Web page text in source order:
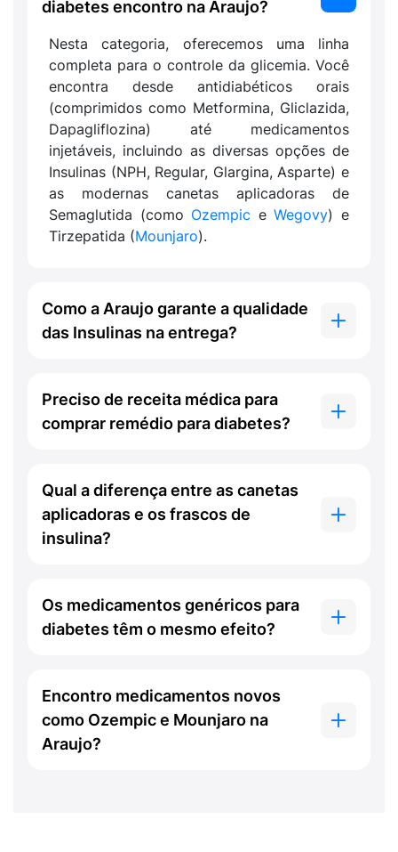
diabetes encontro na Araujo?
Nesta categoria, oferecemos uma linha
completa para o controle da glicemia. Você
encontra desde antidiabéticos orais
(comprimidos como Metformina, Gliclazida,
Dapagliflozina) até medicamentos
injetáveis, incluindo as diversas opções de
Insulinas (NPH, Regular, Glargina, Asparte) e
as modernas canetas aplicadoras de
Semaglutida (como Ozempic eWegovy) e
Tirzepatida (Mounjaro).
Como a Araujo garante a qualidade
das Insulinas na entrega?
Preciso de receita médica para
comprar remédio para diabetes?
Qual a diferença entre as canetas
aplicadoras e os frascos de
insulina?
Os medicamentos genéricos para
diabetes têm o mesmo efeito?
Encontro medicamentos novos
como Ozempic e Mounjaro na
Araujo?